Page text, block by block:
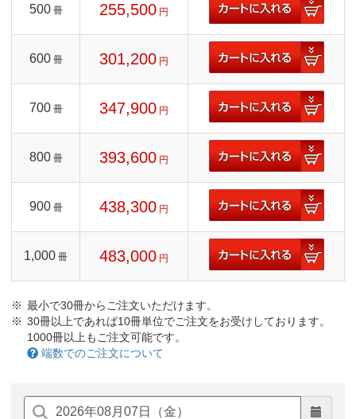
500 冊 255,500 円
600 冊 301,200 円
700 冊 347,900 円
800 冊 393,600 円
900 冊 438,300 円
1,000 冊 483,000 円
最小で30冊からご注文いただけます。
30冊以上であれば10冊単位でご注文をお受けしております。
1000冊以上もご注文可能です。
端数でのご注文について